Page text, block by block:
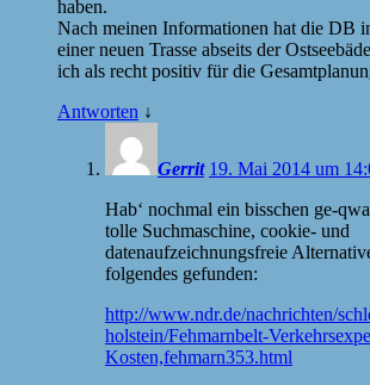
haben.
Nach meinen Informationen hat die DB
einer neuen Trasse abseits der
ich als recht positiv für die
Antworten ↓
Gerrit 19. Mai 2014 um
Hab‘ nochmal ein bisschen ge-
tolle Suchmaschine, cookie- und
datenaufzeichnungsfreie
folgendes gefunden:
http://www.ndr.de/nachrichten/
holstein/Fehmarnbelt-
Kosten,fehmarn353.html